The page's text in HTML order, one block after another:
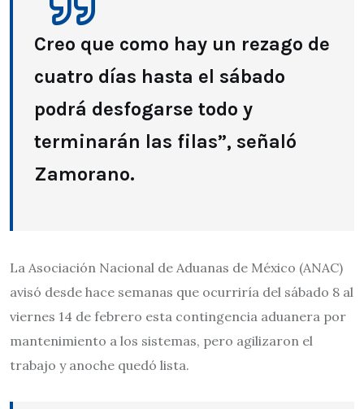
Creo que como hay un rezago de
cuatro días hasta el sábado
podrá desfogarse todo y
terminarán las filas”, señaló
Zamorano.
La Asociación Nacional de Aduanas de México (ANAC)
avisó desde hace semanas que ocurriría del sábado 8 al
viernes 14 de febrero esta contingencia aduanera por
mantenimiento a los sistemas, pero agilizaron el
trabajo y anoche quedó lista.